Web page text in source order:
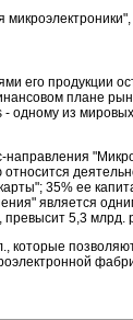
его продукции
плане
одному из
направления
35% ее
является
превысит 5,3 млрд.
которые